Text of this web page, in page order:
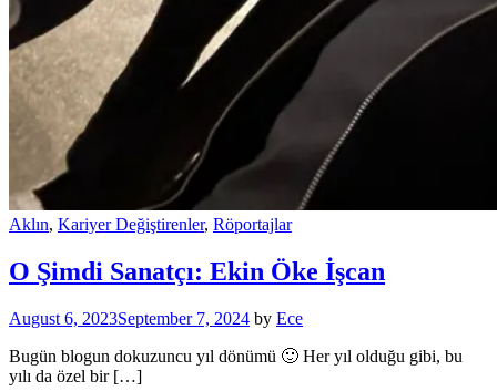
Aklın, Kariyer Değiştirenler, Röportajlar
O Şimdi Sanatçı: Ekin Öke İşcan
August 6, 2023September 7, 2024 by Ece
Bugün blogun dokuzuncu yıl dönümü 🙂 Her yıl olduğu gibi, bu
yılı da özel bir […]